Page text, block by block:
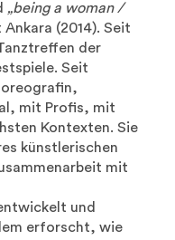
„being a woman /
(2014). Seit
der
Seit
mit Profis, mit
Kontexten. Sie
künstlerischen
mit
und
erforscht, wie